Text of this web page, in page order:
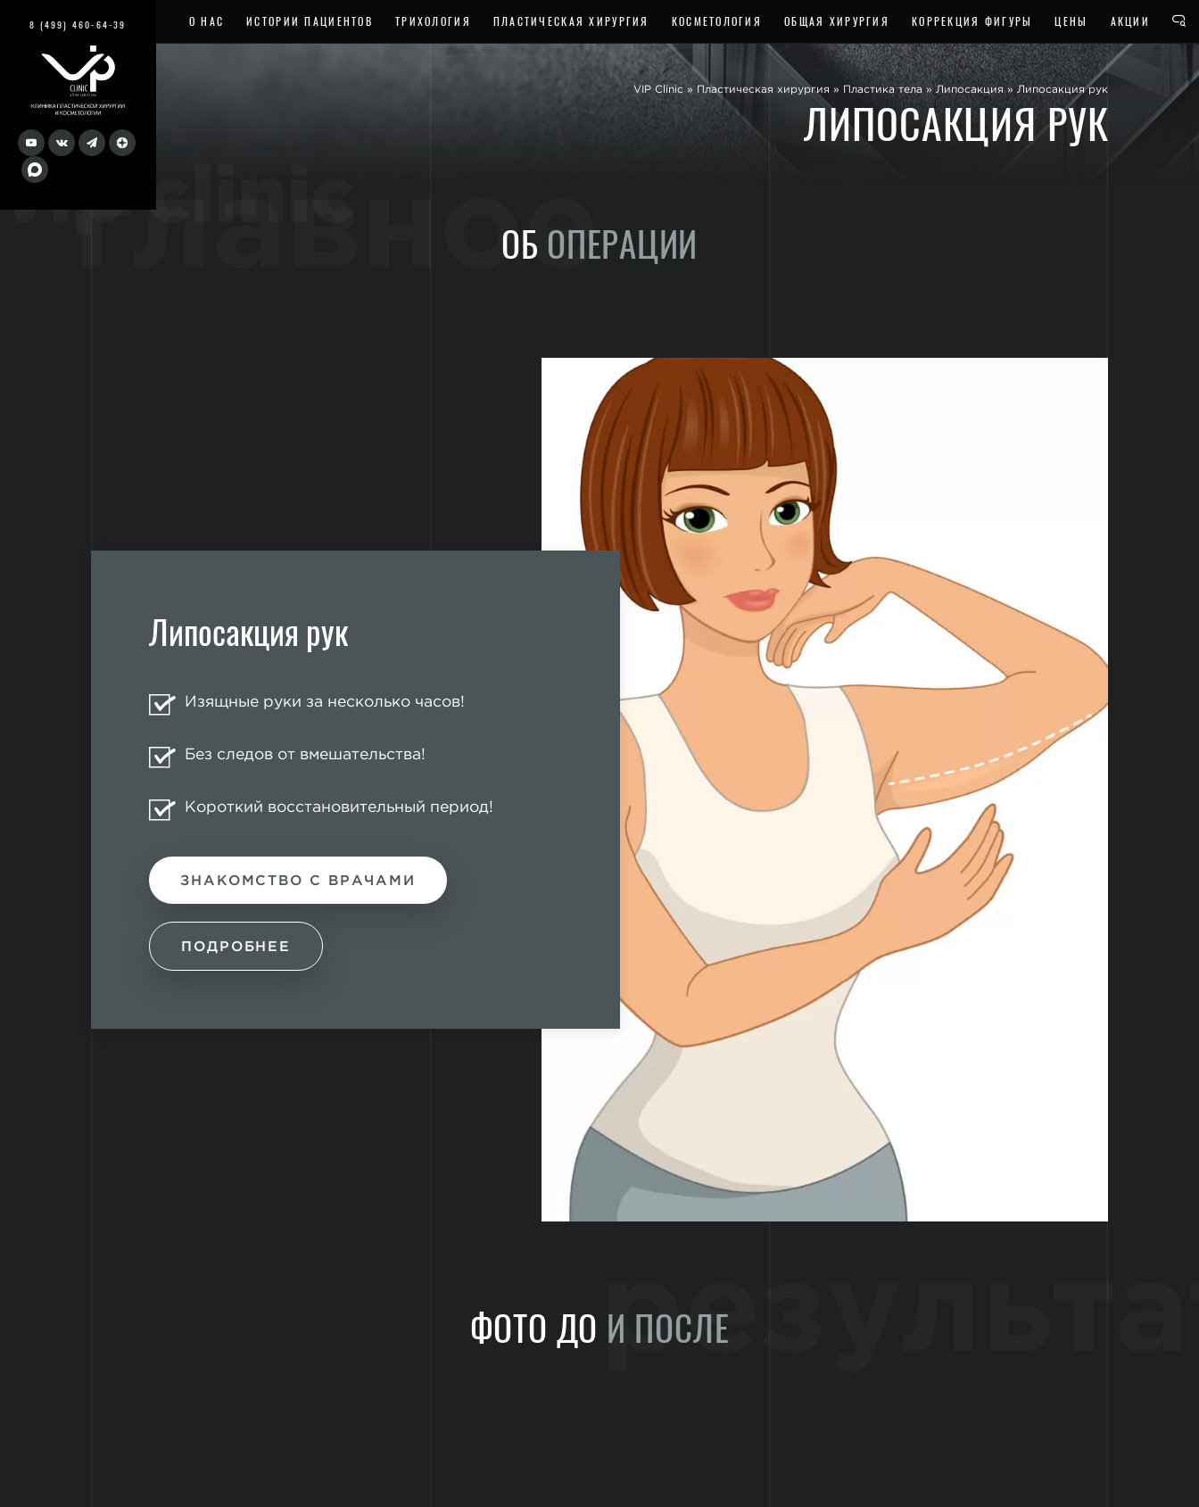
8 (499) 460-64-39
vip clinic
О НАС ИСТОРИИ ПАЦИЕНТОВ ТРИХОЛОГИЯ ПЛАСТИЧЕСКАЯ ХИРУРГИЯ КОСМЕТОЛОГИЯ ОБЩАЯ ХИРУРГИЯ КОРРЕКЦИЯ ФИГУРЫ ЦЕНЫ АКЦИИ
VIP Clinic » Пластическая хирургия » Пластика тела »Липосакция» Липосакция рук
ЛИПОСАКЦИЯ РУК
ОБ ОПЕРАЦИИ
главное
Липосакция рук
Изящные руки за несколько часов!
Без следов от вмешательства!
Короткий восстановительный период!
ЗНАКОМСТВО С ВРАЧАМИ
ПОДРОБНЕЕ
ФОТО ДО И ПОСЛЕ